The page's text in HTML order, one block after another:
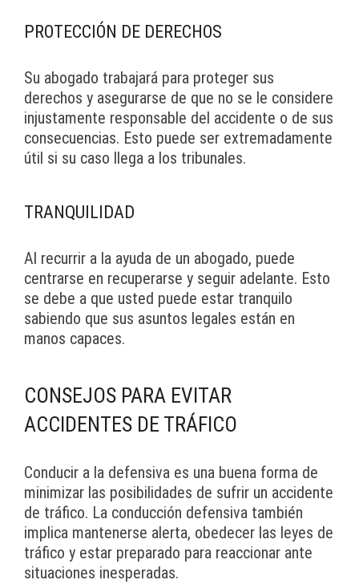
PROTECCIÓN DE DERECHOS
Su abogado trabajará para proteger sus
derechos y asegurarse de que no se le considere
injustamente responsable del accidente o de sus
consecuencias. Esto puede ser extremadamente
útil si su caso llega a los tribunales.
TRANQUILIDAD
Al recurrir a la ayuda de un abogado, puede
centrarse en recuperarse y seguir adelante. Esto
se debe a que usted puede estar tranquilo
sabiendo que sus asuntos legales están en
manos capaces.
CONSEJOS PARA EVITAR
ACCIDENTES DE TRÁFICO
Conducir a la defensiva es una buena forma de
minimizar las posibilidades de sufrir un accidente
de tráfico. La conducción defensiva también
implica mantenerse alerta, obedecer las leyes de
tráfico y estar preparado para reaccionar ante
situaciones inesperadas.